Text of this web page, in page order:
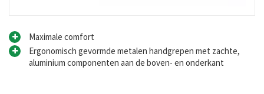
Maximale comfort
Ergonomisch gevormde metalen handgrepen met zachte,
aluminium componenten aan de boven- en onderkant